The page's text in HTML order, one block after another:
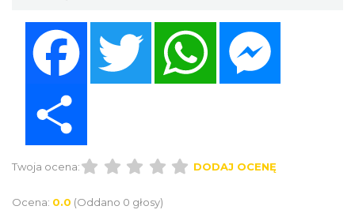
Twitter WhatsApp
Twoja ocena: DODAJ OCENĘ
Ocena: 0.0 (Oddano 0 głosy)